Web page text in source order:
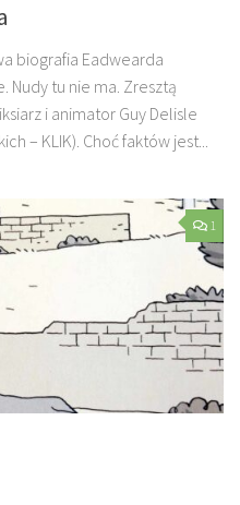
biografia Eadwearda
Nudy tu nie ma. Zresztą
i animator Guy Delisle
– KLIK). Choć faktów jest...
1